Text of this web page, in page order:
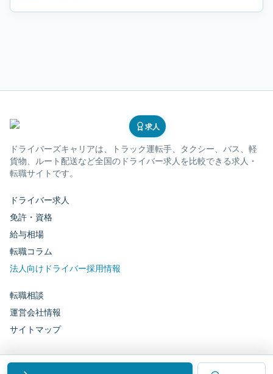
求人
ドライバーズキャリアは、トラック運転手、タクシー、バス、軽
貨物、ルート配送など全国のドライバー求人を比較できる求人・
転職サイトです。
ドライバー求人
免許・資格
給与相場
転職コラム
法人向けドライバー採用情報
転職相談
運営会社情報
サイトマップ